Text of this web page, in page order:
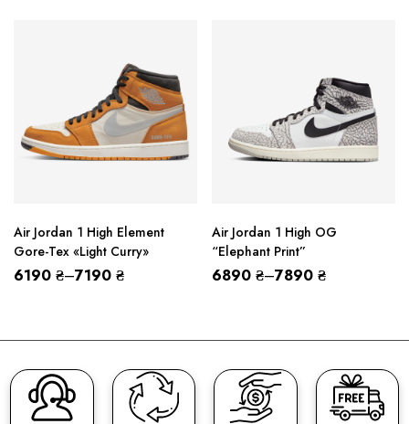
Air Jordan 1 High Element
Gore-Tex «Light Curry»
6190 ₴–7190 ₴
Air Jordan 1 High OG
“Elephant Print”
6890 ₴–7890 ₴